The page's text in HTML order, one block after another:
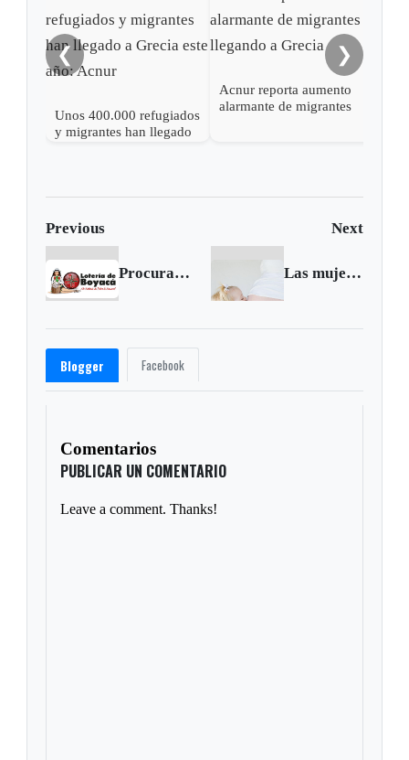
❮
Unos 400.000 refugiados
y migrantes han llegado
Acnur reporta aumento
alarmante de migrantes
❯
Previous Next
Procuraduría sancionó a funcionarias de la Lotería de Boyacá por irregularidades en manejo de recursos Las mujeres de menor estatura tienen embarazos más breves
Blogger Facebook
Comentarios
PUBLICAR UN COMENTARIO
Leave a comment. Thanks!